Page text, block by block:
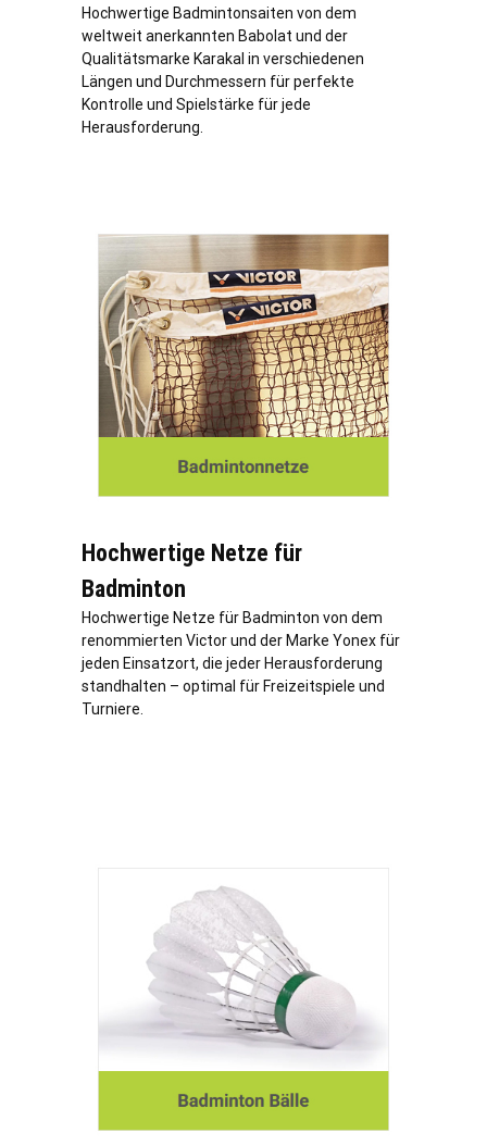
Hochwertige Badmintonsaiten von dem
weltweit anerkannten Babolat und der
Qualitätsmarke Karakal in verschiedenen
Längen und Durchmessern für perfekte
Kontrolle und Spielstärke für jede
Herausforderung.
Hochwertige Netze für
Badminton
Hochwertige Netze für Badminton von dem
renommierten Victor und der Marke Yonex für
jeden Einsatzort, die jeder Herausforderung
standhalten – optimal für Freizeitspiele und
Turniere.